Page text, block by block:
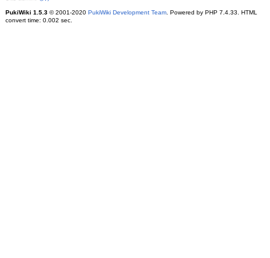
PukiWiki 1.5.3© 2001-2020 PukiWiki Development Team. Powered by PHP 7.4.33. HTML
convert time: 0.002 sec.